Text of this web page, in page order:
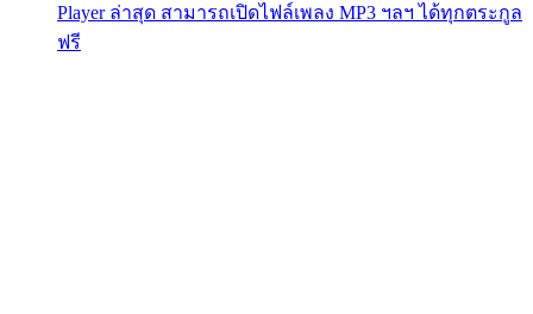
Player ล่าสุด สามารถเปิดไฟล์เพลง MP3 ฯลฯ ได้ทุกตระกูล
ฟรี